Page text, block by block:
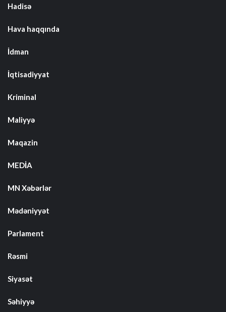
Hadisə
Hava haqqında
İdman
İqtisadiyyat
Kriminal
Maliyyə
Maqazin
MEDİA
MN Xəbərlər
Mədəniyyət
Parlament
Rəsmi
Siyasət
Səhiyyə